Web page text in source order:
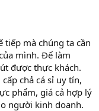
tiếp mà chúng ta cần
mình. Để làm
được thực khách.
chả cá sỉ uy tín,
phẩm, giá cả hợp lý
người kinh doanh.